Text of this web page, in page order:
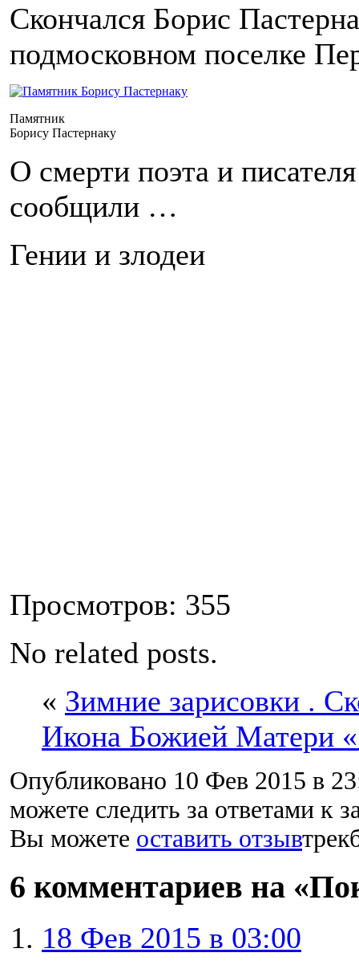
Скончался Борис
подмосковном поселке
Памятник
Борису Пастернаку
О смерти поэта и
сообщили …
Гении и злодеи
Просмотров: 355
No related posts.
« Зимние зарисовки .
Икона Божией Матери
Опубликовано 10 Фев 2015 в
можете следить за ответами к
Вы можете оставить отзыв
6 комментариев на
18 Фев 2015 в 03:00